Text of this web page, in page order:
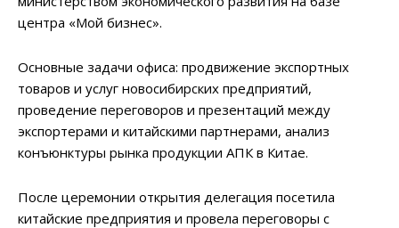
центра «Мой бизнес».
Основные задачи офиса: продвижение экспортных
товаров и услуг новосибирских предприятий,
проведение переговоров и презентаций между
экспортерами и китайскими партнерами, анализ
конъюнктуры рынка продукции АПК в Китае.
После церемонии открытия делегация посетила
китайские предприятия и провела переговоры с